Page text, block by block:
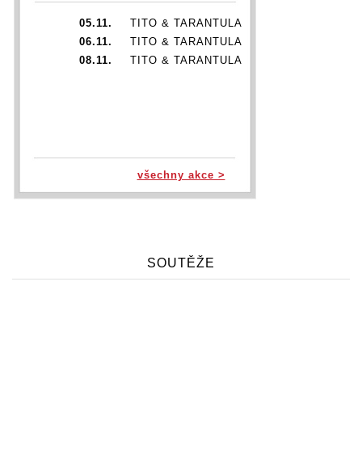
05.11.
TITO & TARANTULA
06.11.
TITO & TARANTULA
08.11.
TITO & TARANTULA
všechny akce >
SOUTĚŽE